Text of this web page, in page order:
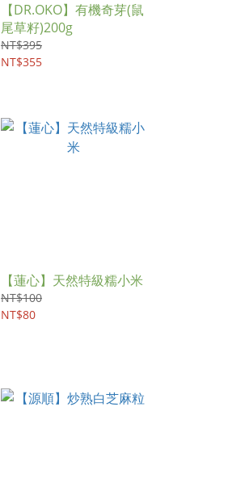
【DR.OKO】有機奇芽(鼠
尾草籽)200g
NT$395
NT$355
【蓮心】天然特級糯小米
NT$100
NT$80